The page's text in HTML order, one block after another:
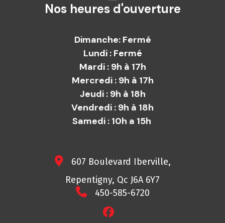
Nos heures d'ouverture
Dimanche: Fermé
Lundi : Fermé
Mardi : 9h à 17h
Mercredi : 9h à 17h
Jeudi : 9h à 18h
Vendredi : 9h à 18h
Samedi : 10h a 15h
607 Boulevard Iberville,
Repentigny, Qc J6A 6Y7
450-585-6720